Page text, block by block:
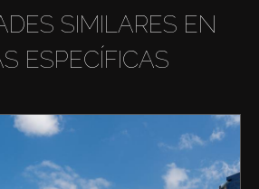
SIMILARES EN
ESPECÍFICAS